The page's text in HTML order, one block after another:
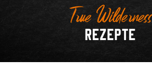
True Wilderness
Rezepte